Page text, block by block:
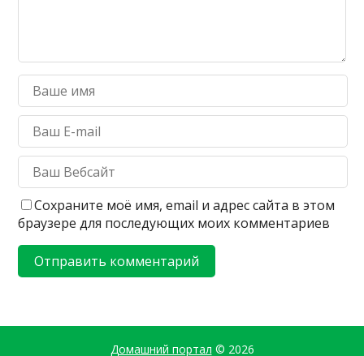
Сохраните моё имя, email и адрес сайта в этом
браузере для последующих моих комментариев
Домашний портал © 2026